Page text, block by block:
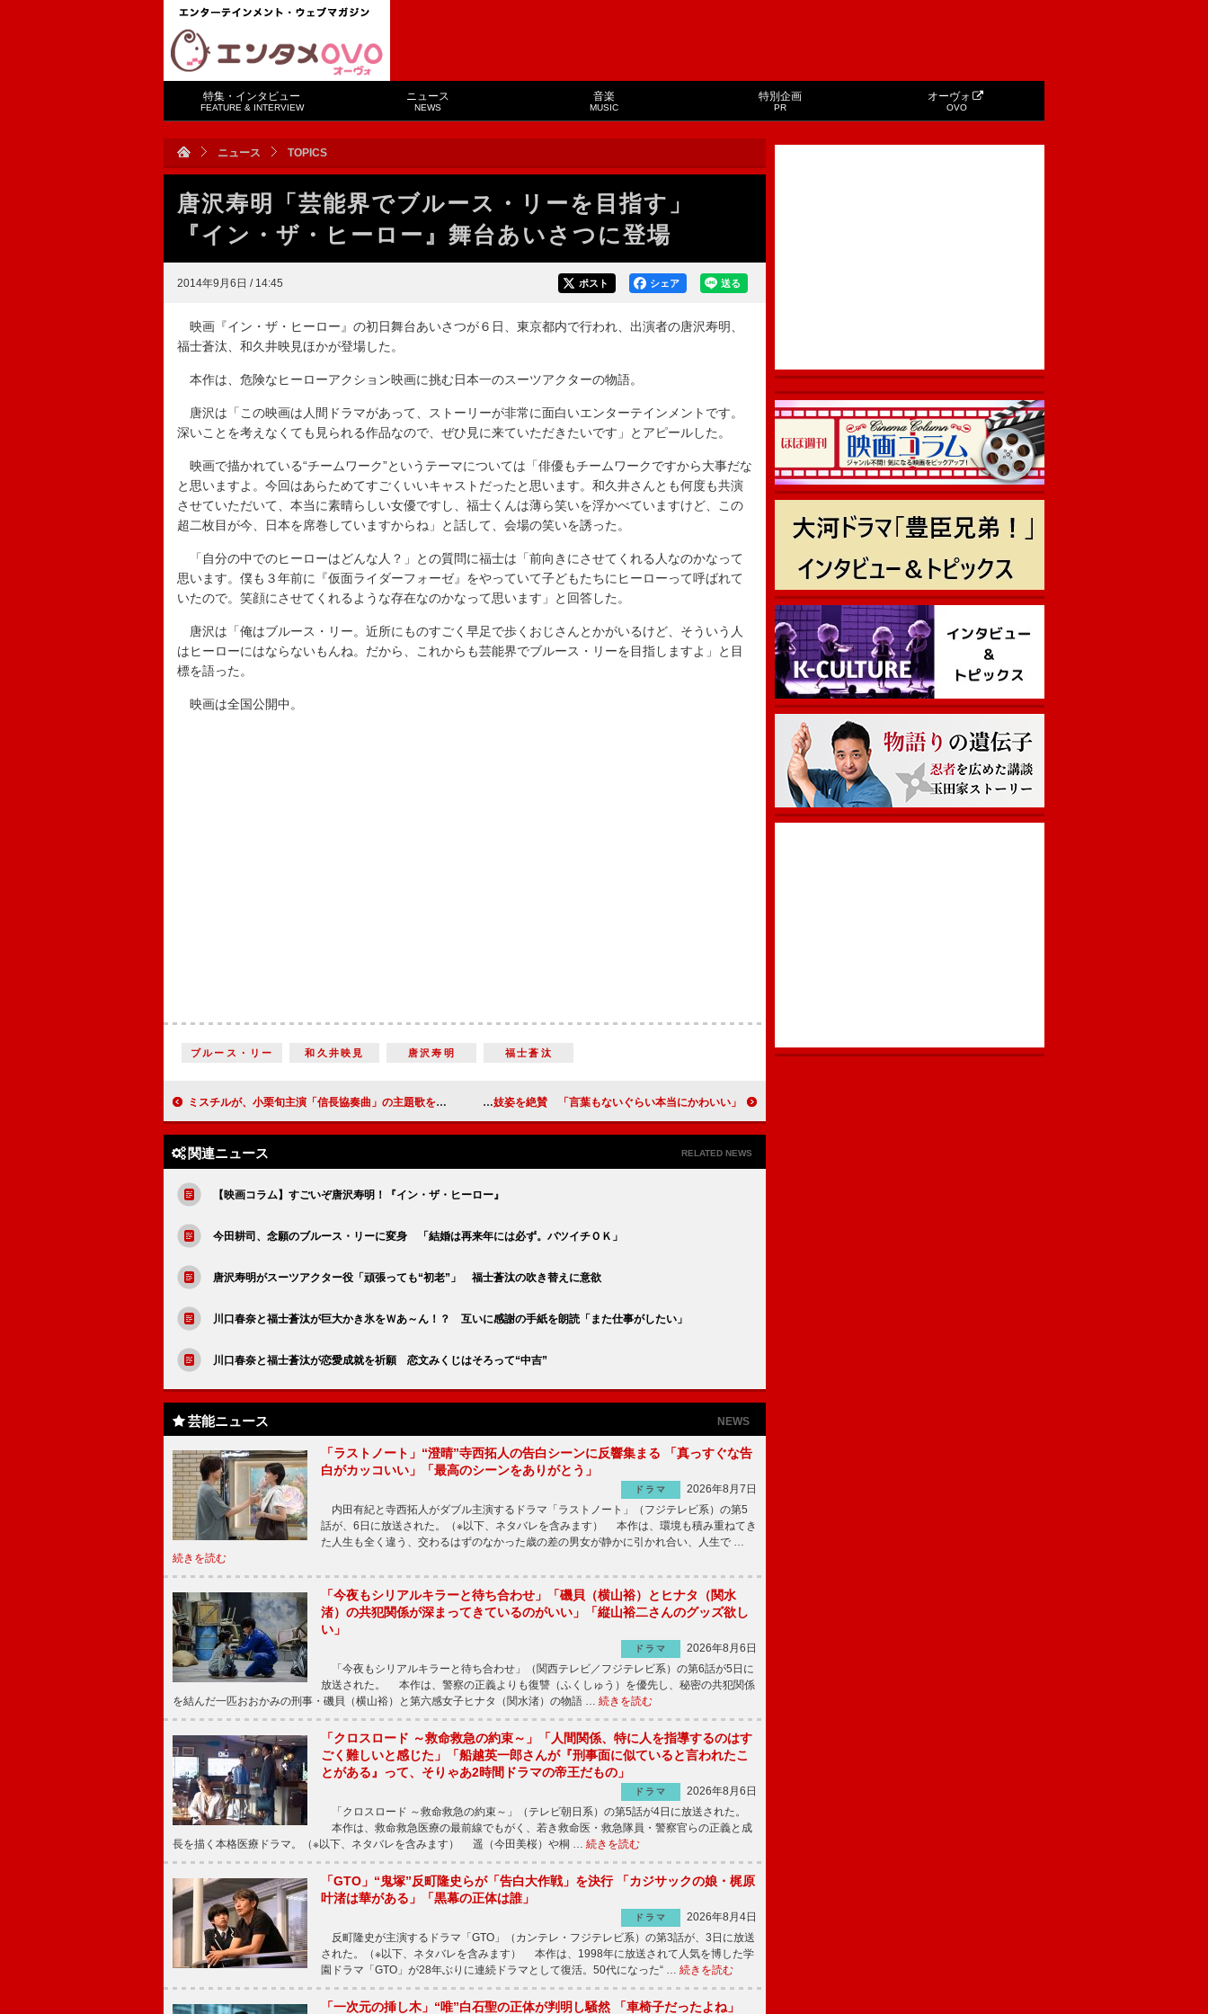
特集・インタビュー
FEATURE & INTERVIEW
ニュース
NEWS
音楽
MUSIC
特別企画
PR
オーヴォ
OVO
ニュース TOPICS
唐沢寿明「芸能界でブルース・リーを目指す」
『イン・ザ・ヒーロー』舞台あいさつに登場
2014年9月6日 / 14:45 送る
シェア
ポスト
映画『イン・ザ・ヒーロー』の初日舞台あいさつが６日、東京都内で行われ、出演者の唐沢寿明、
福士蒼汰、和久井映見ほかが登場した。
本作は、危険なヒーローアクション映画に挑む日本一のスーツアクターの物語。
唐沢は「この映画は人間ドラマがあって、ストーリーが非常に面白いエンターテインメントです。
深いことを考えなくても見られる作品なので、ぜひ見に来ていただきたいです」とアピールした。
映画で描かれている“チームワーク”というテーマについては「俳優もチームワークですから大事だな
と思いますよ。今回はあらためてすごくいいキャストだったと思います。和久井さんとも何度も共演
させていただいて、本当に素晴らしい女優ですし、福士くんは薄ら笑いを浮かべていますけど、この
超二枚目が今、日本を席巻していますからね」と話して、会場の笑いを誘った。
「自分の中でのヒーローはどんな人？」との質問に福士は「前向きにさせてくれる人なのかなって
思います。僕も３年前に『仮面ライダーフォーゼ』をやっていて子どもたちにヒーローって呼ばれて
いたので。笑顔にさせてくれるような存在なのかなって思います」と回答した。
唐沢は「俺はブルース・リー。近所にものすごく早足で歩くおじさんとかがいるけど、そういう人
はヒーローにはならないもんね。だから、これからも芸能界でブルース・リーを目指しますよ」と目
標を語った。
映画は全国公開中。
ブルース・リー 和久井映見 唐沢寿明 福士蒼汰
ミスチルが、小栗旬主演「信長協奏曲」の主題歌を 「月９ドラマ」に書き下ろしは１３年ぶり 長谷川博己が上白石萌音の舞妓姿を絶賛 「言葉もないぐらい本当にかわいい」
関連ニュース RELATED NEWS
【映画コラム】すごいぞ唐沢寿明！『イン・ザ・ヒーロー』
今田耕司、念願のブルース・リーに変身 「結婚は再来年には必ず。バツイチＯＫ」
唐沢寿明がスーツアクター役「頑張っても“初老”」 福士蒼汰の吹き替えに意欲
川口春奈と福士蒼汰が巨大かき氷をＷあ～ん！？ 互いに感謝の手紙を朗読「また仕事がしたい」
川口春奈と福士蒼汰が恋愛成就を祈願 恋文みくじはそろって“中吉”
芸能ニュース NEWS
「ラストノート」“澄晴”寺西拓人の告白シーンに反響集まる 「真っすぐな告
白がカッコいい」「最高のシーンをありがとう」
ドラマ
2026年8月7日
内田有紀と寺西拓人がダブル主演するドラマ「ラストノート」（フジテレビ系）の第5
話が、6日に放送された。（※以下、ネタバレを含みます） 本作は、環境も積み重ねてき
た人生も全く違う、交わるはずのなかった歳の差の男女が静かに引かれ合い、人生で …
続きを読む
「今夜もシリアルキラーと待ち合わせ」「磯貝（横山裕）とヒナタ（関水
渚）の共犯関係が深まってきているのがいい」「縦山裕二さんのグッズ欲し
い」
ドラマ
2026年8月6日
「今夜もシリアルキラーと待ち合わせ」（関西テレビ／フジテレビ系）の第6話が5日に
放送された。 本作は、警察の正義よりも復讐（ふくしゅう）を優先し、秘密の共犯関係
を結んだ一匹おおかみの刑事・磯貝（横山裕）と第六感女子ヒナタ（関水渚）の物語 … 続きを読む
「クロスロード ～救命救急の約束～」「人間関係、特に人を指導するのはす
ごく難しいと感じた」「船越英一郎さんが『刑事面に似ていると言われたこ
とがある』って、そりゃあ2時間ドラマの帝王だもの」
ドラマ
2026年8月6日
「クロスロード ～救命救急の約束～」（テレビ朝日系）の第5話が4日に放送された。
本作は、救命救急医療の最前線でもがく、若き救命医・救急隊員・警察官らの正義と成
長を描く本格医療ドラマ。（※以下、ネタバレを含みます） 遥（今田美桜）や桐 … 続きを読む
「GTO」“鬼塚”反町隆史らが「告白大作戦」を決行 「カジサックの娘・梶原
叶渚は華がある」「黒幕の正体は誰」
ドラマ
2026年8月4日
反町隆史が主演するドラマ「GTO」（カンテレ・フジテレビ系）の第3話が、3日に放送
された。（※以下、ネタバレを含みます） 本作は、1998年に放送されて人気を博した学
園ドラマ「GTO」が28年ぶりに連続ドラマとして復活。50代になった“ … 続きを読む
「一次元の挿し木」“唯”白石聖の正体が判明し騒然 「車椅子だったよね」